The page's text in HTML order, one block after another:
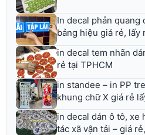
In decal phản quang
bảng hiệu giá rẻ, lấy
in decal tem nhãn
rẻ tại TPHCM
in standee – in PP
khung chữ X giá rẻ
in decal dán ô tô, xe
tác xã vận tải – giá